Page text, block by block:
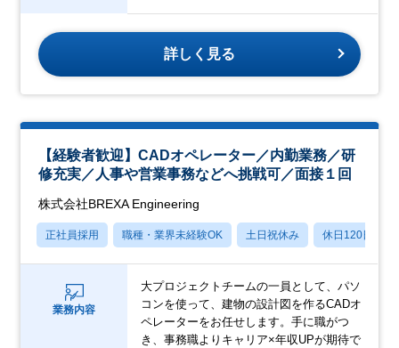
詳しく見る
【経験者歓迎】CADオペレーター／内勤業務／研
修充実／人事や営業事務などへ挑戦可／面接１回
株式会社BREXA Engineering
正社員採用 職種・業界未経験OK 土日祝休み 休日120日以上
業務内容
大プロジェクトチームの一員として、パソ
コンを使って、建物の設計図を作るCADオ
ペレーターをお任せします。手に職がつ
き、事務職よりキャリア×年収UPが期待で